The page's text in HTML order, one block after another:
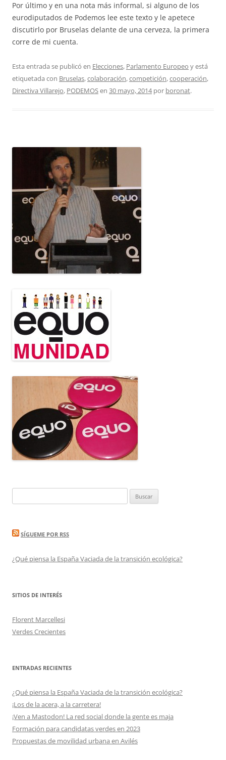
Por último y en una nota más informal, si alguno de los
eurodiputados de Podemos lee este texto y le apetece
discutirlo por Bruselas delante de una cerveza, la primera
corre de mi cuenta.
Esta entrada se publicó en Elecciones, Parlamento Europeo y está
etiquetada con Bruselas,colaboración,competición,cooperación,
Directiva Villarejo, PODEMOSen 30 mayo, 2014por boronat.
SÍGUEME POR RSS
¿Qué piensa la España Vaciada de la transición ecológica?
SITIOS DE INTERÉS
Florent Marcellesi
Verdes Crecientes
ENTRADAS RECIENTES
¿Qué piensa la España Vaciada de la transición ecológica?
¡Los de la acera, a la carretera!
¡Ven a Mastodon! La red social donde la gente es maja
Formación para candidatas verdes en 2023
Propuestas de movilidad urbana en Avilés